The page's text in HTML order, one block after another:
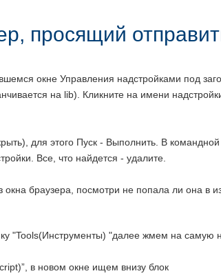
просящий
окне Управления надстройками под
на lib). Кликните на имени
для этого Пуск - Выполнить. В
Все, что найдется - удалите.
окна браузера, посмотри не попала ли она в
"далее жмем на самую
в новом окне ищем внизу блок